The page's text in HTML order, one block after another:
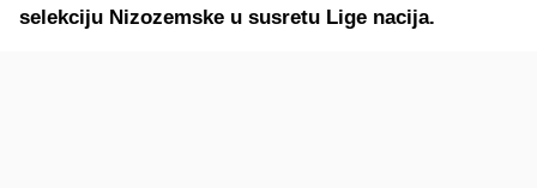
selekciju Nizozemske u susretu Lige nacija.